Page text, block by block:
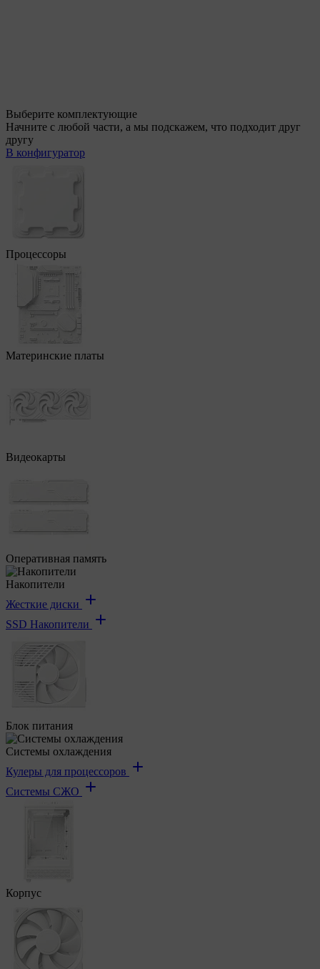
Выберите комплектующие
Начните с любой части, а мы подскажем, что подходит друг
другу
В конфигуратор
Процессоры
Материнские платы
Видеокарты
Оперативная память
Накопители
Жесткие диски
SSD Накопители
Блок питания
Системы охлаждения
Кулеры для процессоров
Системы СЖО
Корпус